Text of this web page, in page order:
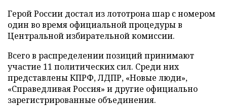
Герой России достал из лототрона шар с номером
один во время официальной процедуры в
Центральной избирательной комиссии.
Всего в распределении позиций принимают
участие 11 политических сил. Среди них
представлены КПРФ, ЛДПР, «Новые люди»,
«Справедливая Россия» и другие официально
зарегистрированные объединения.